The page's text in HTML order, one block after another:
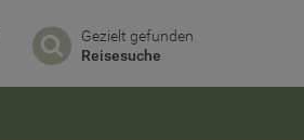
Gezielt gefunden
Reisesuche